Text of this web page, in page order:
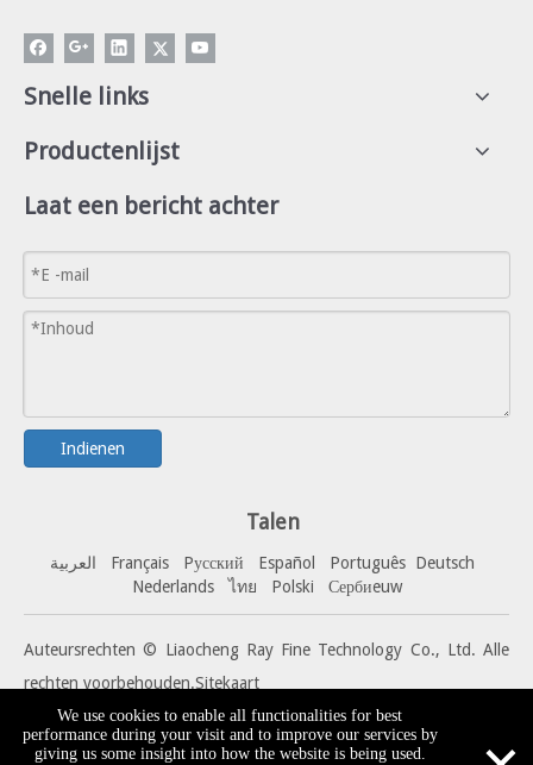
Snelle links
Productenlijst
Laat een bericht achter
Indienen
Talen
العربية Français Pусский Español Português Deutsch
Nederlands
ไทย Polski Сербиeuw
Auteursrechten © Liaocheng Ray Fine Technology Co., Ltd. Alle
rechten voorbehouden.Sitekaart
We use cookies to enable all functionalities for best
performance during your visit and to improve our services by
giving us some insight into how the website is being used.